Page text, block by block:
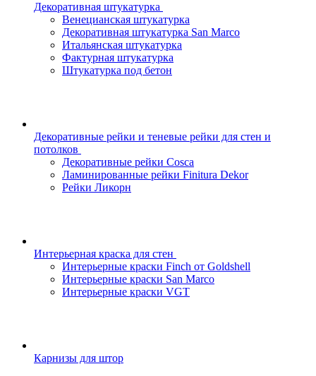
Декоративная штукатурка
Венецианская штукатурка
Декоративная штукатурка San Marco
Итальянская штукатурка
Фактурная штукатурка
Штукатурка под бетон
Декоративные рейки и теневые рейки для стен и
потолков
Декоративные рейки Cosca
Ламинированные рейки Finitura Dekor
Рейки Ликорн
Интерьерная краска для стен
Интерьерные краски Finch от Goldshell
Интерьерные краски San Marco
Интерьерные краски VGT
Карнизы для штор